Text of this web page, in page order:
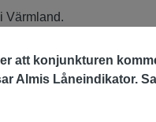
att konjunkturen
Almis Låneindikator.